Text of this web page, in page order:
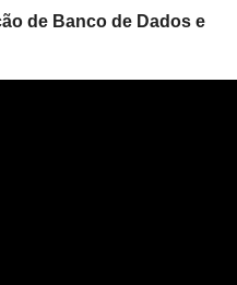
de Banco de Dados e